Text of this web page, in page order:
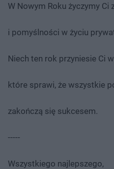
W Nowym Roku życzymy Ci
i pomyślności w życiu
Niech ten rok przyniesie Ci
które sprawi, że wszystkie
zakończą się sukcesem.
-----
Wszystkiego najlepszego,